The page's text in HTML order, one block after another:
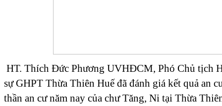
HT. Thích Đức Phương UVHĐCM, Phó Chủ tịch
sự GHPT Thừa Thiên Huế đã đánh giá kết quả an
thần an cư năm nay của chư Tăng, Ni tại Thừa